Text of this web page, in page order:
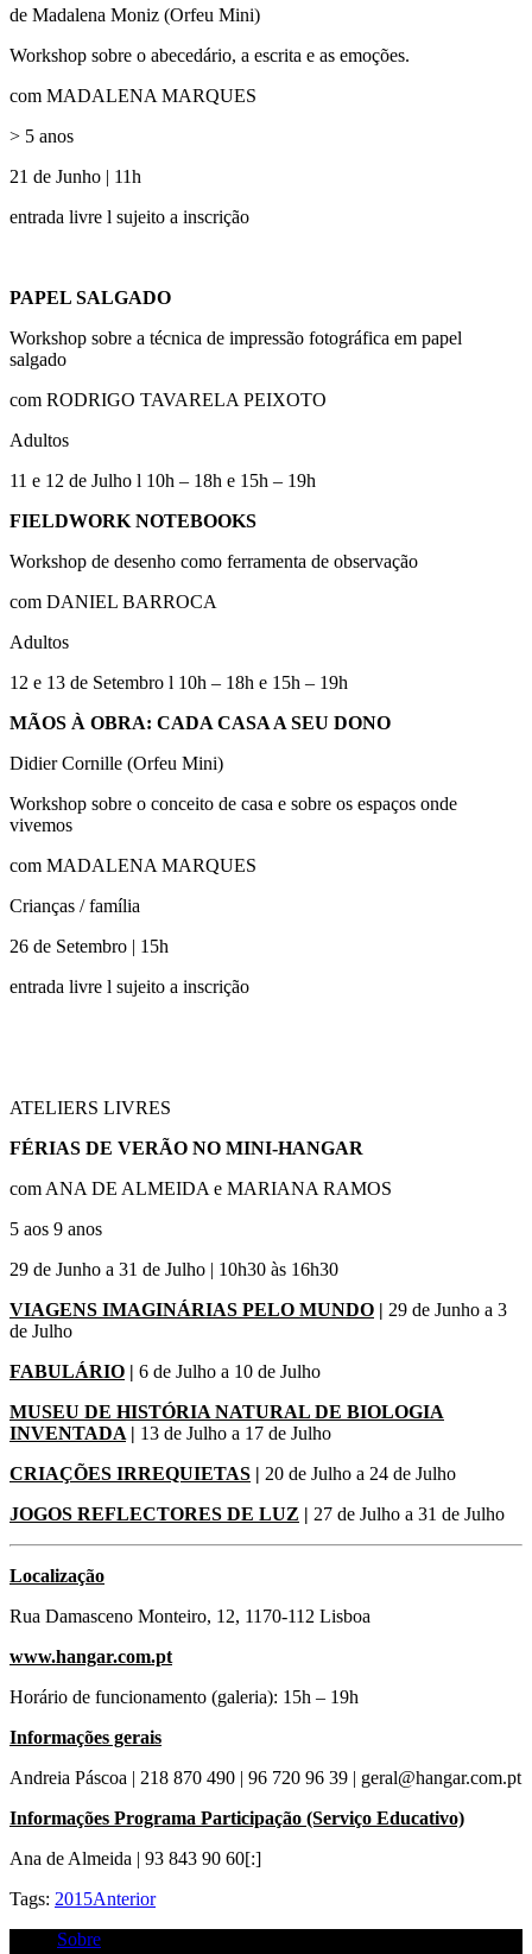
de Madalena Moniz (Orfeu Mini)
Workshop sobre o abecedário, a escrita e as emoções.
com MADALENA MARQUES
> 5 anos
21 de Junho | 11h
entrada livre l sujeito a inscrição
PAPEL SALGADO
Workshop sobre a técnica de impressão fotográfica em papel
salgado
com RODRIGO TAVARELA PEIXOTO
Adultos
11 e 12 de Julho l 10h – 18h e 15h – 19h
FIELDWORK NOTEBOOKS
Workshop de desenho como ferramenta de observação
com DANIEL BARROCA
Adultos
12 e 13 de Setembro l 10h – 18h e 15h – 19h
MÃOS À OBRA: CADA CASA A SEU DONO
Didier Cornille (Orfeu Mini)
Workshop sobre o conceito de casa e sobre os espaços onde
vivemos
com MADALENA MARQUES
Crianças / família
26 de Setembro | 15h
entrada livre l sujeito a inscrição
ATELIERS LIVRES
FÉRIAS DE VERÃO NO MINI-HANGAR
com ANA DE ALMEIDA e MARIANA RAMOS
5 aos 9 anos
29 de Junho a 31 de Julho | 10h30 às 16h30
VIAGENS IMAGINÁRIAS PELO MUNDO | 29 de Junho a 3
de Julho
FABULÁRIO | 6 de Julho a 10 de Julho
MUSEU DE HISTÓRIA NATURAL DE BIOLOGIA
INVENTADA | 13 de Julho a 17 de Julho
CRIAÇÕES IRREQUIETAS | 20 de Julho a 24 de Julho
JOGOS REFLECTORES DE LUZ | 27 de Julho a 31 de Julho
Localização
Rua Damasceno Monteiro, 12, 1170-112 Lisboa
www.hangar.com.pt
Horário de funcionamento (galeria): 15h – 19h
Informações gerais
Andreia Páscoa | 218 870 490 | 96 720 96 39 | geral@hangar.com.pt
Informações Programa Participação (Serviço Educativo)
Ana de Almeida | 93 843 90 60[:]
Tags: 2015Anterior
Sobre